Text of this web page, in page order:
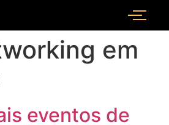
em
eventos de